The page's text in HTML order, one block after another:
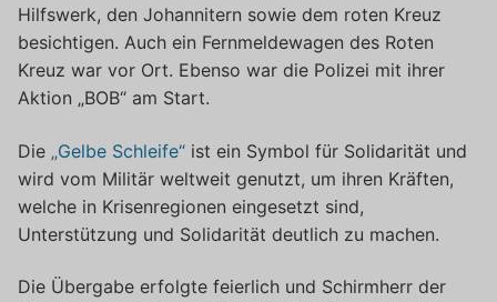
Hilfswerk, den Johannitern sowie dem roten Kreuz
besichtigen. Auch ein Fernmeldewagen des Roten
Kreuz war vor Ort. Ebenso war die Polizei mit ihrer
Aktion „BOB“ am Start.
Die „Gelbe Schleife“ ist ein Symbol für Solidarität und
wird vom Militär weltweit genutzt, um ihren Kräften,
welche in Krisenregionen eingesetzt sind,
Unterstützung und Solidarität deutlich zu machen.
Die Übergabe erfolgte feierlich und Schirmherr der